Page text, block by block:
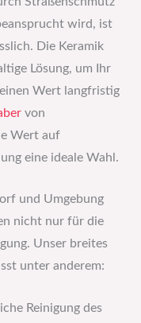
wird, ist
Die Keramik
Lösung, um Ihr
Wert langfristig
von
Wert auf
eine ideale Wahl.
und Umgebung
nicht nur für die
Unser breites
unter anderem:
Reinigung des